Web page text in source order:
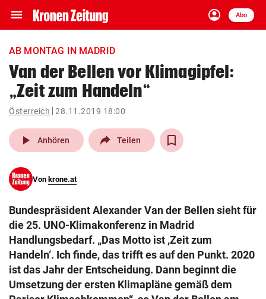
menu Navigation
ein-/ausklappen
account_circle
Anmelden
Abo
close Schließen
account_circle Anmelden
pin_drop
Wien arrow_right
search
eingeben
© Krone Multimedia GmbH & Co KG 2026
Muthgasse 2, 1190 Wien
AB MONTAG IN MADRID
Van der Bellen vor Klimagipfel:
„Zeit zum Handeln“
Österreich 28.11.2019 18:00
play_arrow Anhören Teilen
Von krone.at
Bundespräsident Alexander Van der Bellen sieht für
die 25. UNO-Klimakonferenz in Madrid
Handlungsbedarf. „Das Motto ist ,Zeit zum
Handeln‘. Ich finde, das trifft es auf den Punkt. 2020
ist das Jahr der Entscheidung. Dann beginnt die
Umsetzung der ersten Klimapläne gemäß dem